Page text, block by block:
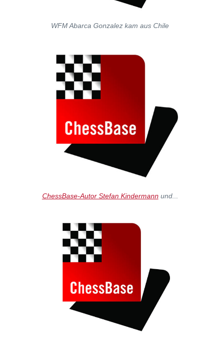
WFM Abarca Gonzalez kam aus Chile
ChessBase-Autor Stefan Kindermannund...